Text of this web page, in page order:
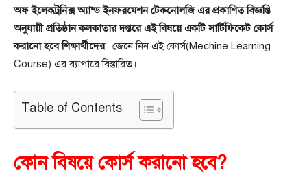
অফ ইলেকট্রনিক্স অ্যান্ড ইনফরমেশন টেকনোলজি এর প্রকাশিত বিজ্ঞপ্তি
অনুযায়ী প্রতিষ্ঠান কলকাতার দপ্তরে এই বিষয়ে একটি সার্টিফিকেট কোর্স
করানো হবে শিক্ষার্থীদের। জেনে নিন এই কোর্স(Mechine Learning
Course) এর ব্যাপারে বিস্তারিত।
Table of Contents
কোন বিষয়ে কোর্স করানো হবে?